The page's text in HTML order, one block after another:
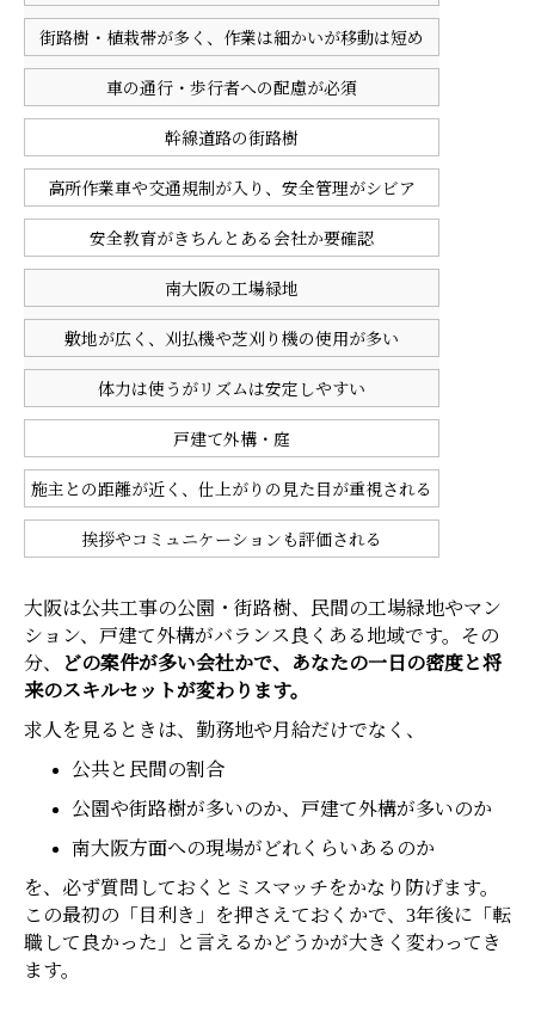
街路樹・植栽帯が多く、作業は細かいが移動は短め
車の通行・歩行者への配慮が必須
幹線道路の街路樹
高所作業車や交通規制が入り、安全管理がシビア
安全教育がきちんとある会社か要確認
南大阪の工場緑地
敷地が広く、刈払機や芝刈り機の使用が多い
体力は使うがリズムは安定しやすい
戸建て外構・庭
施主との距離が近く、仕上がりの見た目が重視される
挨拶やコミュニケーションも評価される
大阪は公共工事の公園・街路樹、民間の工場緑地やマン
ション、戸建て外構がバランス良くある地域です。その
分、
どの案件が多い会社かで、あなたの一日の密度と将
来のスキルセットが変わります。
求人を見るときは、勤務地や月給だけでなく、
公共と民間の割合
公園や街路樹が多いのか、戸建て外構が多いのか
南大阪方面への現場がどれくらいあるのか
を、必ず質問しておくとミスマッチをかなり防げます。
この最初の「目利き」を押さえておくかで、3年後に「転
職して良かった」と言えるかどうかが大きく変わってき
ます。